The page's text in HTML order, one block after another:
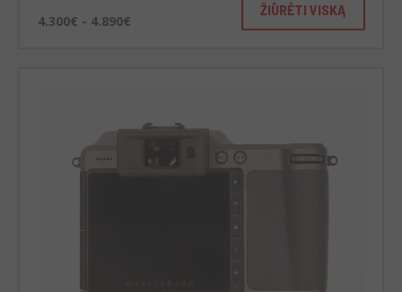
4.300€ - 4.890€
ŽIŪRĖTI VISKĄ